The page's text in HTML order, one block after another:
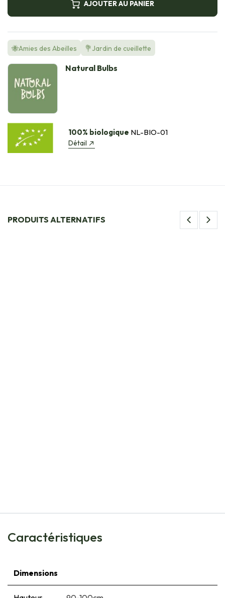
AJOUTER AU PANIER
🐝Amies des Abeilles 💐Jardin de cueillette
Natural Bulbs
100% biologique NL-BIO-01
Détail
PRODUITS ALTERNATIFS
Caractéristiques
Dimensions